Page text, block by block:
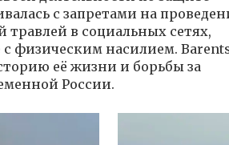
с запретами на
в социальных сетях,
физическим насилием.
её жизни и борьбы за
России.